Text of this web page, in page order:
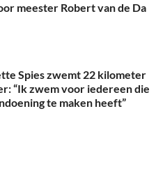
meester Robert van de Da
Spies zwemt 22 kilometer
“Ik zwem voor iedereen die
te maken heeft”